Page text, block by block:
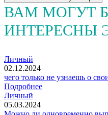
ВАМ МОГУТ
ИНТЕРЕСНЫ
Личный
02.12.2024
чего только не узнаешь о
Подробнее
Личный
05.03.2024